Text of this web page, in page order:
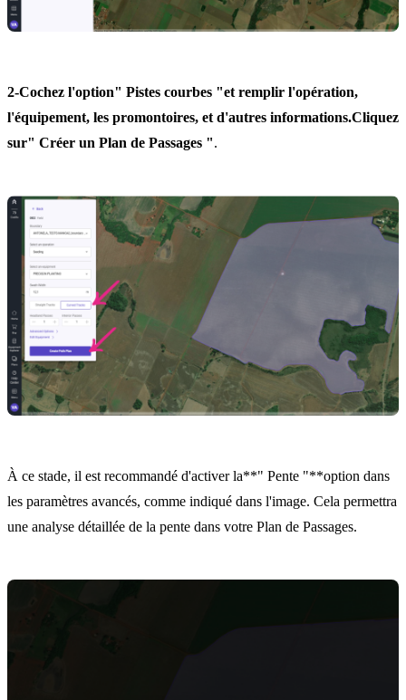
2-Cochez l'option" Pistes courbes "et remplir l'opération,
l'équipement, les promontoires, et d'autres informations.Cliquez
sur" Créer un Plan de Passages ".
À ce stade, il est recommandé d'activer la**" Pente "**option dans
les paramètres avancés, comme indiqué dans l'image. Cela permettra
une analyse détaillée de la pente dans votre Plan de Passages.